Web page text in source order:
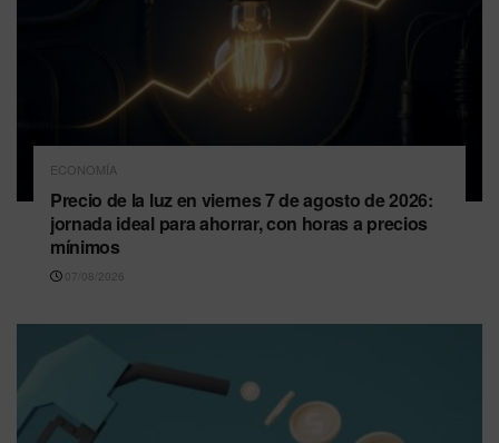
ECONOMÍA
Precio de la luz en viernes 7 de agosto de 2026:
jornada ideal para ahorrar, con horas a precios
mínimos
07/08/2026